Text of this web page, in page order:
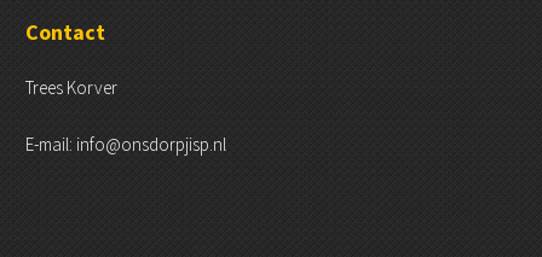
Contact
Trees Korver
E-mail: info@onsdorpjisp.nl